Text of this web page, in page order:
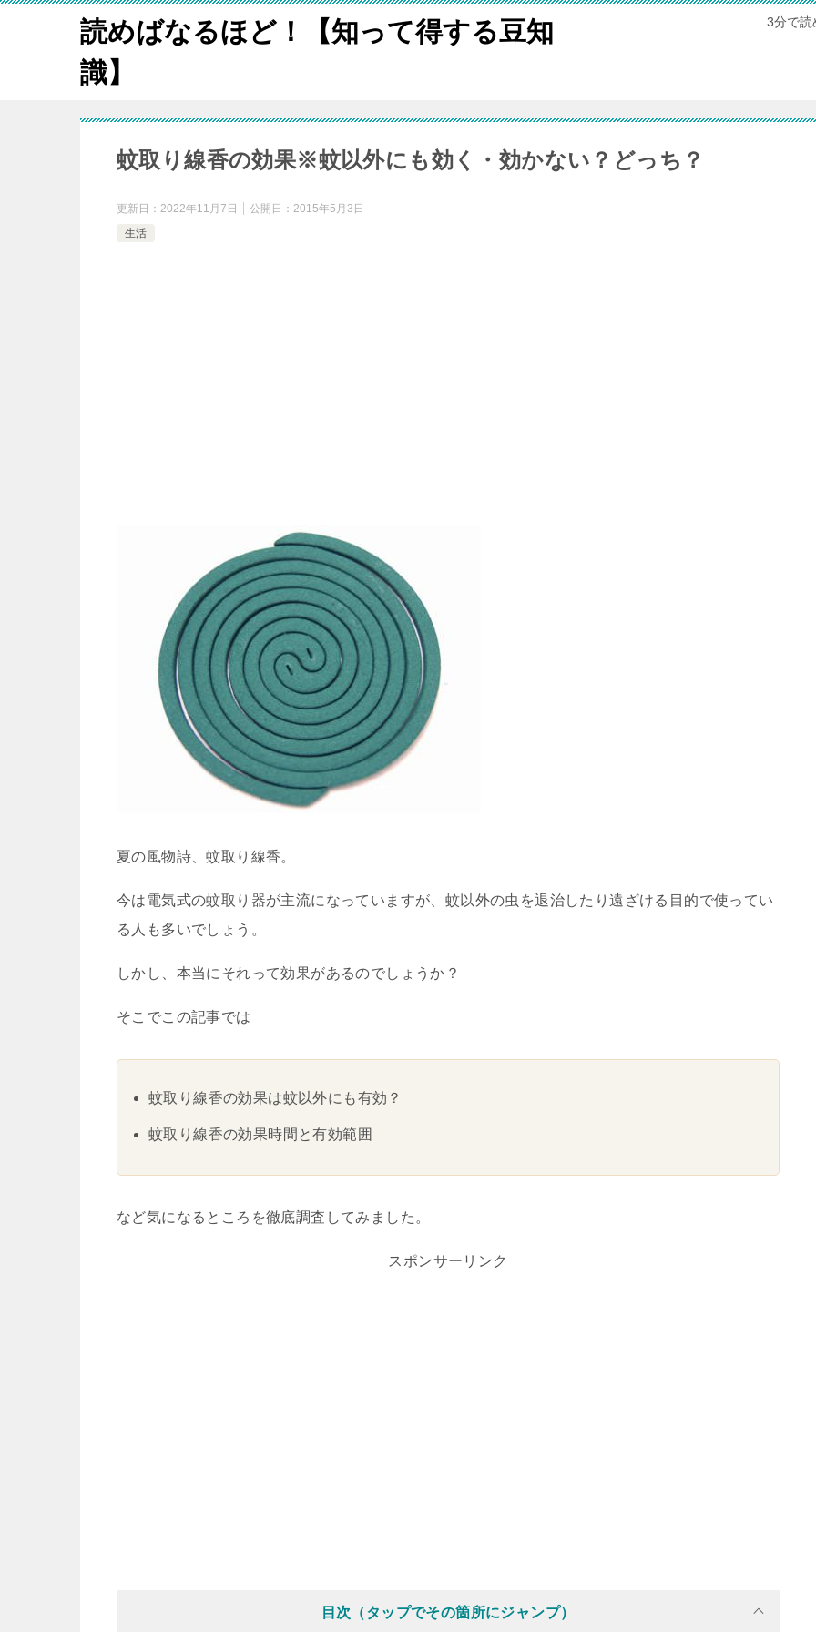
読めばなるほど！【知って得する豆知
識】
3分で読
蚊取り線香の効果※蚊以外にも効く・効かない？どっち？
更新日： 2022年11月7日 公開日： 2015年5月3日
生活
夏の風物詩、蚊取り線香。
今は電気式の蚊取り器が主流になっていますが、蚊以外の虫を退治したり遠ざける目的で使ってい
る人も多いでしょう。
しかし、本当にそれって効果があるのでしょうか？
そこでこの記事では
蚊取り線香の効果は蚊以外にも有効？
蚊取り線香の効果時間と有効範囲
など気になるところを徹底調査してみました。
スポンサーリンク
目次（タップでその箇所にジャンプ）